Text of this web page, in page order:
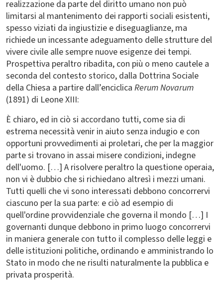
realizzazione da parte del diritto umano non può
limitarsi al mantenimento dei rapporti sociali esistenti,
spesso viziati da ingiustizie e diseguaglianze, ma
richiede un incessante adeguamento delle strutture del
vivere civile alle sempre nuove esigenze dei tempi.
Prospettiva peraltro ribadita, con più o meno cautele a
seconda del contesto storico, dalla Dottrina Sociale
della Chiesa a partire dall’enciclica Rerum Novarum
(1891) di Leone XIII:
È chiaro, ed in ciò si accordano tutti, come sia di
estrema necessità venir in aiuto senza indugio e con
opportuni provvedimenti ai proletari, che per la maggior
parte si trovano in assai misere condizioni, indegne
dell'uomo. […] A risolvere peraltro la questione operaia,
non vi è dubbio che si richiedano altresì i mezzi umani.
Tutti quelli che vi sono interessati debbono concorrervi
ciascuno per la sua parte: e ciò ad esempio di
quell'ordine provvidenziale che governa il mondo […] I
governanti dunque debbono in primo luogo concorrervi
in maniera generale con tutto il complesso delle leggi e
delle istituzioni politiche, ordinando e amministrando lo
Stato in modo che ne risulti naturalmente la pubblica e
privata prosperità.